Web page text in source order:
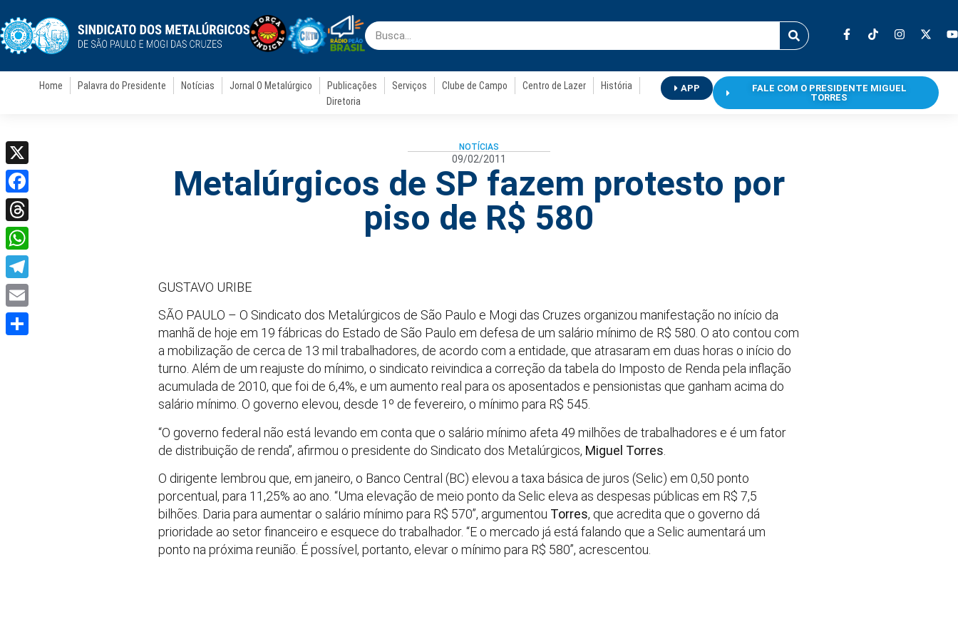
Home Palavra do Presidente Notícias Jornal O Metalúrgico Publicações Serviços Clube de Campo Centro de Lazer
História
Diretoria
APP
FALE COM O PRESIDENTE MIGUEL
TORRES
NOTÍCIAS
09/02/2011
Metalúrgicos de SP fazem protesto por
piso de R$ 580
GUSTAVO URIBE
SÃO PAULO – O Sindicato dos Metalúrgicos de São Paulo e Mogi das Cruzes organizou manifestação no início da
manhã de hoje em 19 fábricas do Estado de São Paulo em defesa de um salário mínimo de R$ 580. O ato contou com
a mobilização de cerca de 13 mil trabalhadores, de acordo com a entidade, que atrasaram em duas horas o início do
turno. Além de um reajuste do mínimo, o sindicato reivindica a correção da tabela do Imposto de Renda pela inflação
acumulada de 2010, que foi de 6,4%, e um aumento real para os aposentados e pensionistas que ganham acima do
salário mínimo. O governo elevou, desde 1º de fevereiro, o mínimo para R$ 545.
“O governo federal não está levando em conta que o salário mínimo afeta 49 milhões de trabalhadores e é um fator
de distribuição de renda”, afirmou o presidente do Sindicato dos Metalúrgicos, Miguel Torres
O dirigente lembrou que, em janeiro, o Banco Central (BC) elevou a taxa básica de juros (Selic) em 0,50 ponto
porcentual, para 11,25% ao ano. “Uma elevação de meio ponto da Selic eleva as despesas públicas em R$ 7,5
bilhões. Daria para aumentar o salário mínimo para R$ 570”, argumentou Torres, que acredita que o governo dá
prioridade ao setor financeiro e esquece do trabalhador. “E o mercado já está falando que a Selic aumentará um
ponto na próxima reunião. É possível, portanto, elevar o mínimo para R$ 580”, acrescentou.
X
Facebook
Threads
WhatsApp
Telegram
Email